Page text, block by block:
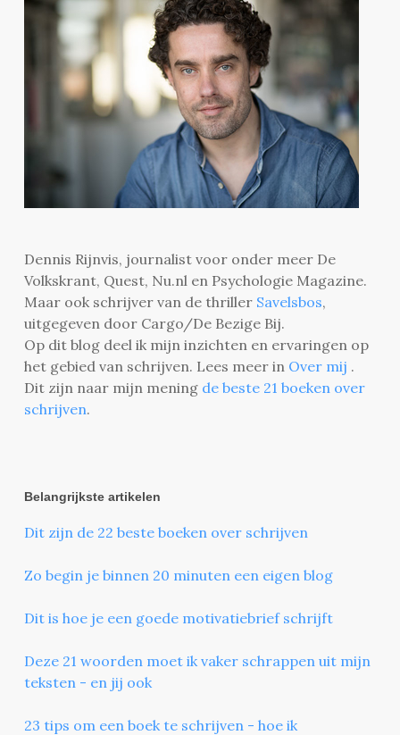
Dennis Rijnvis, journalist voor onder meer De
Volkskrant, Quest, Nu.nl en Psychologie Magazine.
Maar ook schrijver van de thriller Savelsbos,
uitgegeven door Cargo/De Bezige Bij.
Op dit blog deel ik mijn inzichten en ervaringen op
het gebied van schrijven. Lees meer in Over mij .
Dit zijn naar mijn mening de beste 21 boeken over
schrijven.
Belangrijkste artikelen
Dit zijn de 22 beste boeken over schrijven
Zo begin je binnen 20 minuten een eigen blog
Dit is hoe je een goede motivatiebrief schrijft
Deze 21 woorden moet ik vaker schrappen uit mijn
teksten - en jij ook
23 tips om een boek te schrijven - hoe ik